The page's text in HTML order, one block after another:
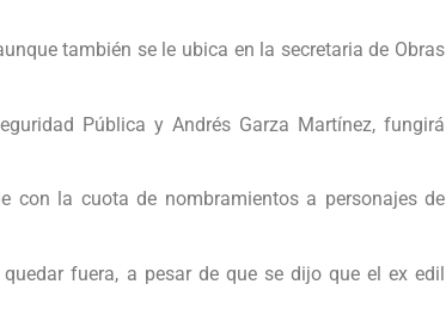
también se le ubica en la secretaria de Obras
Pública y Andrés Garza Martínez, fungirá
con la cuota de nombramientos a personajes de
fuera, a pesar de que se dijo que el ex edil